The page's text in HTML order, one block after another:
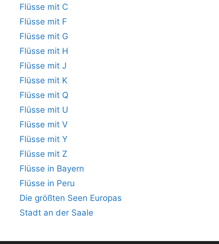
Flüsse mit C
Flüsse mit F
Flüsse mit G
Flüsse mit H
Flüsse mit J
Flüsse mit K
Flüsse mit Q
Flüsse mit U
Flüsse mit V
Flüsse mit Y
Flüsse mit Z
Flüsse in Bayern
Flüsse in Peru
Die größten Seen Europas
Stadt an der Saale